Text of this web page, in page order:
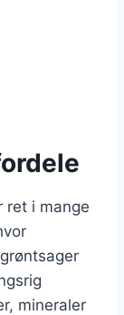
ret i mange
mineraler